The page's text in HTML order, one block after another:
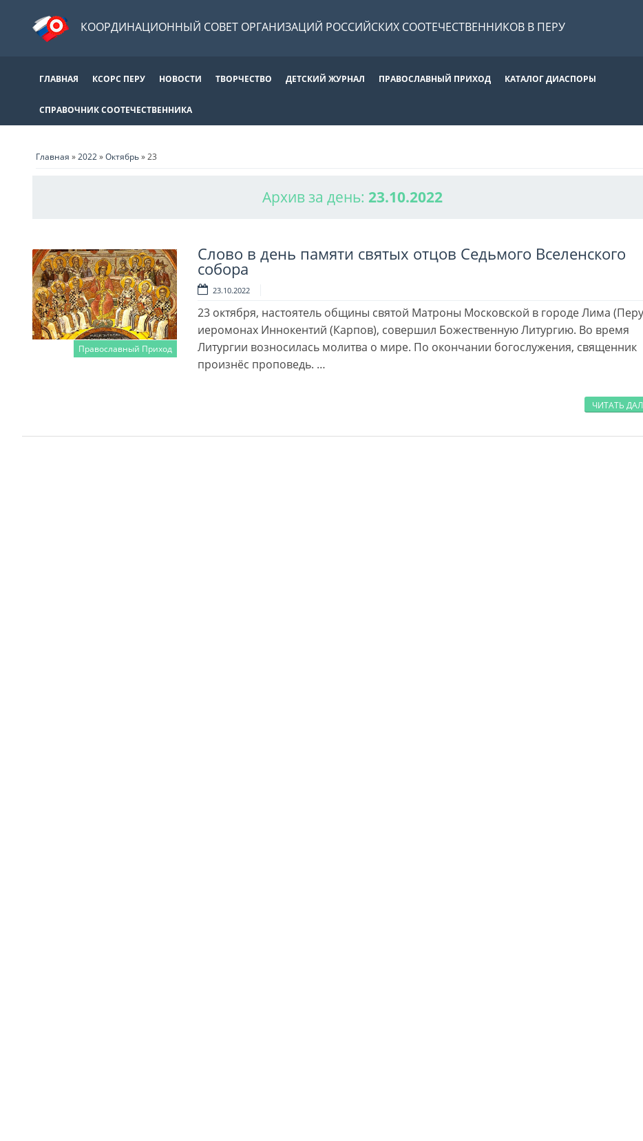
КООРДИНАЦИОННЫЙ СОВЕТ ОРГАНИЗАЦИЙ РОССИЙСКИХ СООТЕЧЕСТВЕННИКОВ В ПЕРУ
ГЛАВНАЯ КСОРС ПЕРУ НОВОСТИ ТВОРЧЕСТВО ДЕТСКИЙ ЖУРНАЛ ПРАВОСЛАВНЫЙ ПРИХОД КАТАЛОГ ДИАСПОРЫ
СПРАВОЧНИК СООТЕЧЕСТВЕННИКА
Главная »2022»Октябрь»23
Архив за день: 23.10.2022
Православный Приход
Слово в день памяти святых отцов Седьмого Вселенского
собора
23.10.2022
23 октября, настоятель общины святой Матроны Московской в городе Лима
иеромонах Иннокентий (Карпов), совершил Божественную Литургию. Во время
Литургии возносилась молитва о мире. По окончании богослужения, священник
произнёс проповедь. …
ЧИТАТЬ